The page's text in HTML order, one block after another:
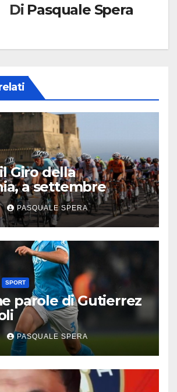
Di Pasquale Spera
Giro della
a settembre
PASQUALE SPERA
SPORT
parole di Gutierrez
PASQUALE SPERA